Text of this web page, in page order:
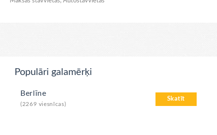
Populāri galamērķi
Skatīt
Berlīne
(2269 viesnīcas)